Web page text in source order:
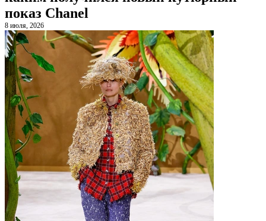
показ Chanel
8 июля, 2026